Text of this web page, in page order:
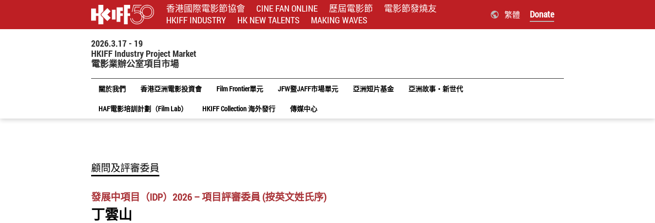
香港國際電影節協會 CINE FAN ONLINE 歷屆電影節
電影節發燒友
HKIFF INDUSTRY
HK NEW TALENTS MAKING WAVES 繁體 Donate
2026.3.17 - 19
HKIFF Industry Project Market
電影業辦公室項目市場
關於我們 香港亞洲電影投資會 Film Frontier單元 JFW暨JAFF市場單元 亞洲短片基金 亞洲故事‧新世代
HAF電影培訓計劃（Film Lab） HKIFF Collection 海外發行 傳媒中心
顧問及評審委員
發展中項目（IDP）2026 – 項目評審委員 (按英文姓氏序)
丁雲山